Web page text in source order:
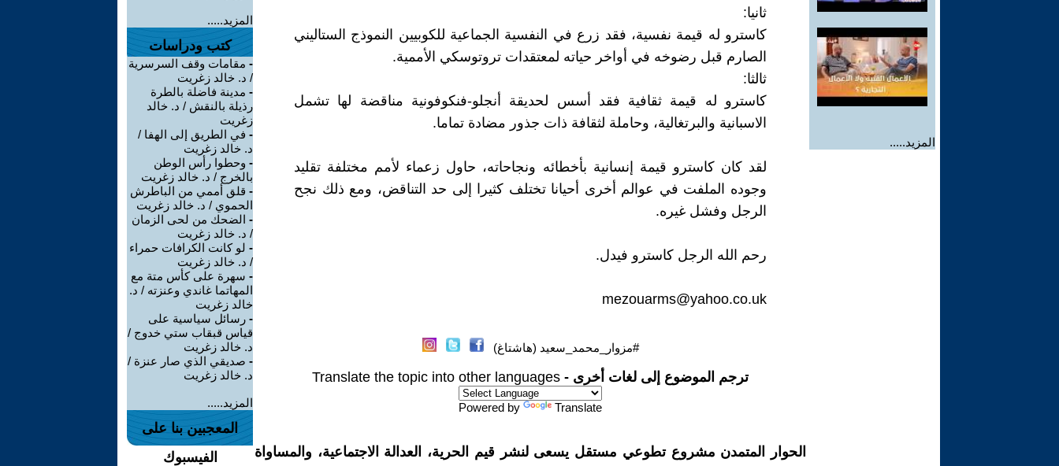
المزيد.....
ثانيا:
كاسترو له قيمة نفسية، فقد زرع في النفسية الجماعية للكوبيين النموذج الستاليني
الصارم قبل رضوخه في أواخر حياته لمعتقدات تروتوسكي الأممية.
ثالثا:
كاسترو له قيمة ثقافية فقد أسس لحديقة أنجلو-فنكوفونية مناقضة لها تشمل
الاسبانية والبرتغالية، وحاملة لثقافة ذات جذور مضادة تماما.
لقد كان كاسترو قيمة إنسانية بأخطائه ونجاحاته، حاول زعماء لأمم مختلفة تقليد
وجوده الملفت في عوالم أخرى أحيانا تختلف كثيرا إلى حد التناقض، ومع ذلك نجح
الرجل وفشل غيره.
رحم الله الرجل كاسترو فيدل.
mezouarms@yahoo.co.uk
#مزوار_محمد_سعيد (هاشتاغ)
ترجم الموضوع إلى لغات أخرى - Translate the topic into other languages
Powered by Translate
الحوار المتمدن مشروع تطوعي مستقل يسعى لنشر قيم الحرية، العدالة الاجتماعية، والمساواة
المزيد.....
كتب ودراسات
- مقامات وقف السرسرية
/ د. خالد زغريت
- مدينة فاضلة بالطرة
رذيلة بالنقش / د. خالد
زغريت
- في الطريق إلى الهفا /
د. خالد زغريت
- وحطوا رأس الوطن
بالخرج / د. خالد زغريت
- قلق أممي من الباطرش
الحموي / د. خالد زغريت
- الضحك من لحى الزمان
/ د. خالد زغريت
- لو كانت الكرافات حمراء
/ د. خالد زغريت
- سهرة على كأس متة مع
المهاتما غاندي وعنزته / د.
خالد زغريت
- رسائل سياسية على
قياس قبقاب ستي خدوج /
د. خالد زغريت
- صديقي الذي صار عنزة /
د. خالد زغريت
المزيد.....
المعجبين بنا على
الفيسبوك